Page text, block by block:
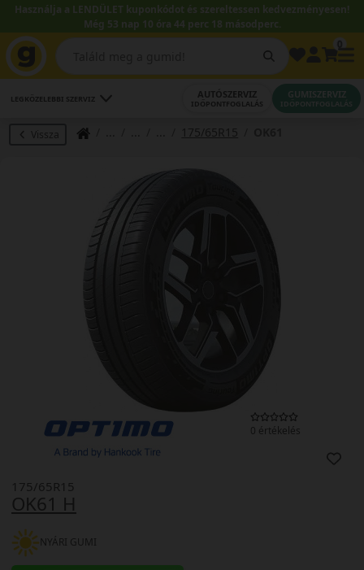
Használja a LENDÜLET kuponkódot és szereltessen kedvezményesen!
Még 53 nap 10 óra 44 perc 18 másodperc.
LEGKÖZELEBBI SZERVIZ AUTÓSZERVIZ
IDŐPONTFOGLALÁS
GUMISZERVIZ
IDŐPONTFOGLALÁS
Vissza 175/65R15
0 értékelés
OK61 H
175/65R15
NYÁRI GUMI